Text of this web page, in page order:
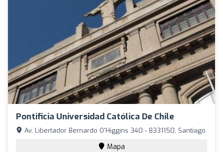
Pontificia Universidad Católica De Chile
Av. Libertador Bernardo O'Higgins 340 - 8331150, Santiago
Mapa